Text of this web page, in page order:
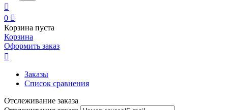

0 
Корзина пуста
Корзина
Оформить заказ

Заказы
Список сравнения
Отслеживание заказа